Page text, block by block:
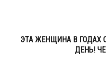
ЭТА ЖЕНЩИНА В ГОДАХ
ДЕНЬ!